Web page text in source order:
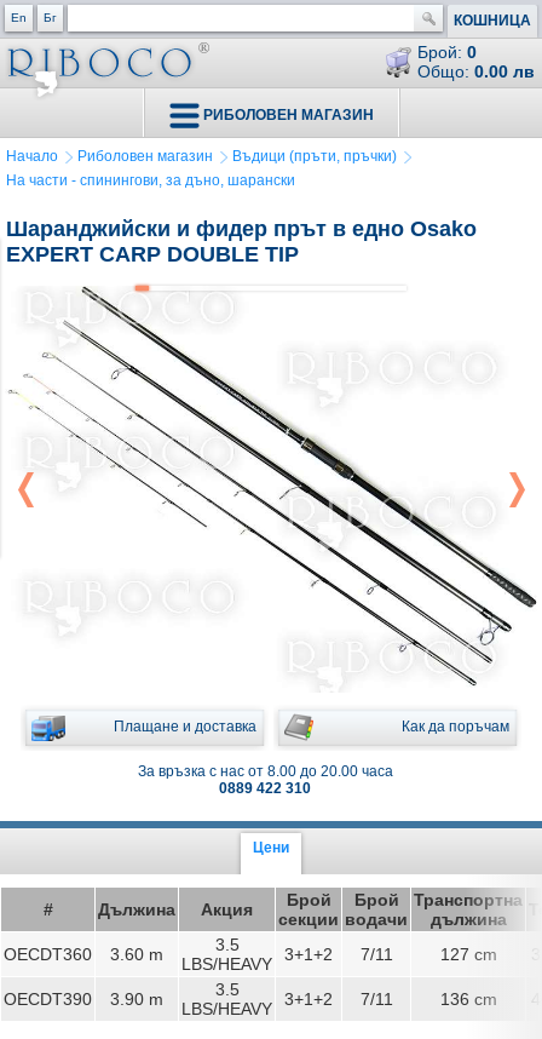
En Бг КОШНИЦА
Брой: 0
Общо: 0.00 лв
РИБОЛОВЕН МАГАЗИН
Начало Риболовен магазин
Въдици (пръти, пръчки)
На части - спинингови, за дъно, шарански
Шаранджийски и фидер прът в едно Osako
EXPERT CARP DOUBLE TIP
Плащане и доставка Как да поръчам
За връзка с нас от 8.00 до 20.00 часа
0889 422 310
Цени
# Дължина Акция
Брой
секции
Брой
водачи
Транспортна
дължина
OECDT360 3.60 m
3.5
LBS/HEAVY
3+1+2 7/11 127 cm
OECDT390 3.90 m
3.5
LBS/HEAVY
3+1+2 7/11 136 cm